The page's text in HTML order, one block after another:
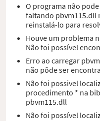
O programa não
faltando pbvm115.dll
reinstalá-lo para
Houve um problema
Não foi possível
Erro ao carregar
não pôde ser
Não foi possivel
procedimento * na
pbvm115.dll
Não foi possível